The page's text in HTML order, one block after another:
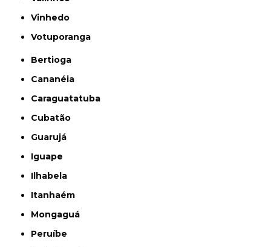
Vinhedo
Votuporanga
Bertioga
Cananéia
Caraguatatuba
Cubatão
Guarujá
Iguape
Ilhabela
Itanhaém
Mongaguá
Peruíbe